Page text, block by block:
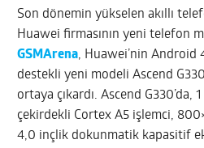
Son dönemin yükselen akıllı
Huawei firmasının yeni telefon
GSMArena, Huawei’nin Android
destekli yeni modeli Ascend
ortaya çıkardı. Ascend G330’da,
çekirdekli Cortex A5 işlemci,
4,0 inçlik dokunmatik kapasitif